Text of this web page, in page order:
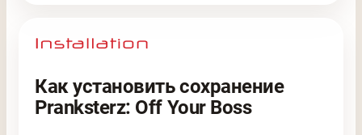
Как установить сохранение
Pranksterz: Off Your Boss